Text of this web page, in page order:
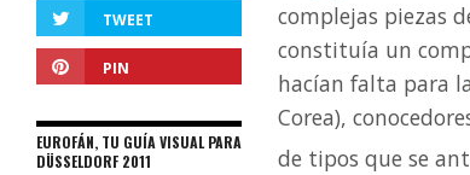
TWEET
PIN
EUROFÁN, TU GUÍA VISUAL PARA
DÜSSELDORF 2011
complejas piezas
constituía un
hacían falta para
Corea),
de tipos que se